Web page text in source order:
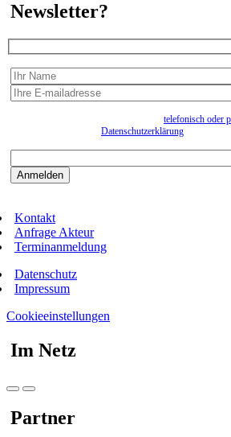
Newsletter?
telefonisch oder
Datenschutzerklärung
Kontakt
Anfrage Akteur
Terminanmeldung
Datenschutz
Impressum
Cookieeinstellungen
Im Netz
Partner